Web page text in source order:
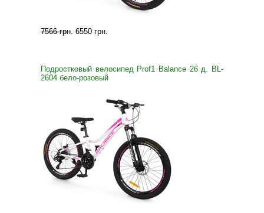
7566 грн. 6550 грн.
Подростковый велосипед Prof1 Balance 26 д. BL-
2604 бело-розовый